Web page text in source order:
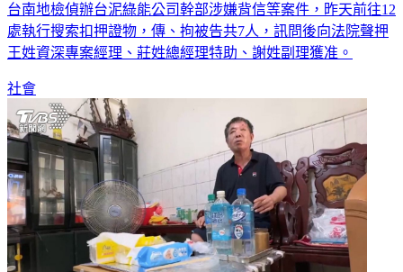
台南地檢偵辦台泥綠能公司幹部涉嫌背信等案件，昨天前往12
處執行搜索扣押證物，傳、拘被告共7人，訊問後向法院聲押
王姓資深專案經理、莊姓總經理特助、謝姓副理獲准。
社會